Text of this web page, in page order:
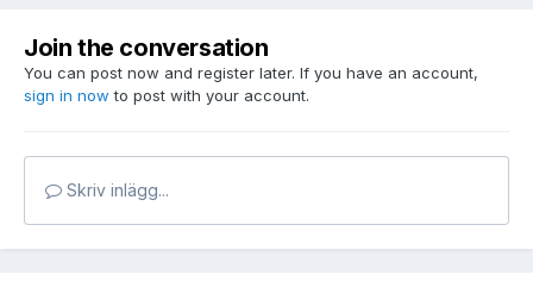
Join the conversation
You can post now and register later. If you have an account,
sign in now to post with your account.
Skriv inlägg...